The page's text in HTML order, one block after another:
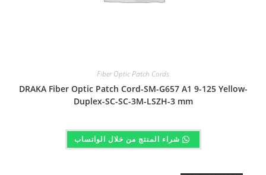
Fiber Optic Patch Cords
DRAKA Fiber Optic Patch Cord-SM-G657 A1 9-125 Yellow-
Duplex-SC-SC-3M-LSZH-3 mm
شراء المنتج من خلال الواتساب